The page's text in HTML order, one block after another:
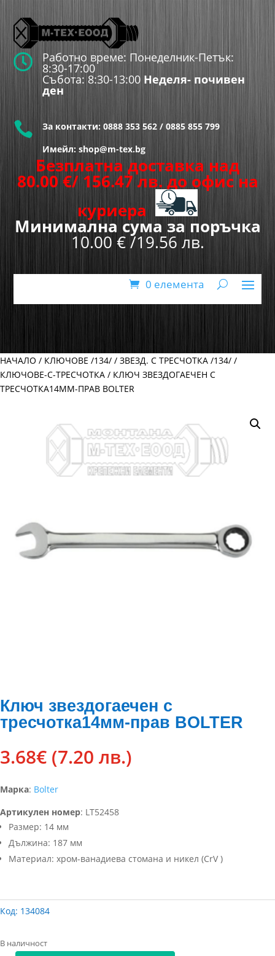
 Работно време: Понеделник-Петък:
8:30-17:00
Събота: 8:30-13:00 Неделя- почивен
ден
 За контакти: 0888 353 562 / 0885 855 799
Имейл: shop@m-tex.bg
Безплатна доставка над
80.00 €/ 156.47 лв. до офис на
куриера
Минимална сума за поръчка
10.00 € /19.56 лв.
0 елемента
НАЧАЛО / КЛЮЧОВЕ /134/ / ЗВЕЗД. С ТРЕСЧОТКА /134/ /
КЛЮЧОВЕ-С-ТРЕСЧОТКА / КЛЮЧ ЗВЕЗДОГАЕЧЕН С
ТРЕСЧОТКА14ММ-ПРАВ BOLTER
Ключ звездогаечен с
тресчотка14мм-прав BOLTER
3.68€ (7.20 лв.)
Марка: Bolter
Артикулен номер: LT52458
Размер: 14 мм
Дължина: 187 мм
Материал: хром-ванадиева стомана и никел (CrV )
Код: 134084
В наличност